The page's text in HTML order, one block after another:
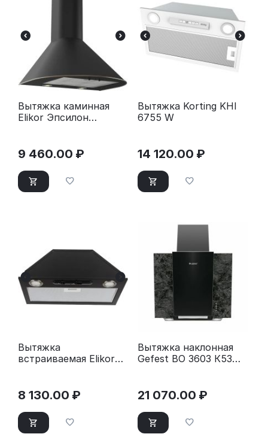
Вытяжка каминная
Elikor Эпсилон
9 460.00 ₽
Вытяжка Korting KHI
6755 W
14 120.00 ₽
Вытяжка
встраиваемая Elikor
8 130.00 ₽
Вытяжка наклонная
Gefest ВО 3603 К53
21 070.00 ₽